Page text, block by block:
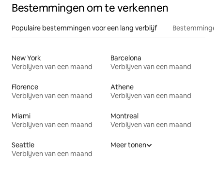
Bestemmingen om te verkennen
Populaire bestemmingen voor een lang verblijf
New York
Verblijven van een maand
Barcelona
Verblijven van een maand
Florence
Verblijven van een maand
Athene
Verblijven van een maand
Miami
Verblijven van een maand
Montreal
Verblijven van een maand
Seattle
Verblijven van een maand
Meer tonen